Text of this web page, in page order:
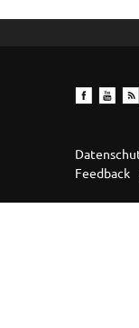
Feedback